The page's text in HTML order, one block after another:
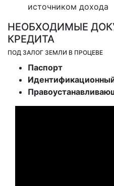
источником дохода
НЕОБХОДИМЫЕ
КРЕДИТА
ПОД ЗАЛОГ ЗЕМЛИ В ПРОЦЕВЕ
Паспорт